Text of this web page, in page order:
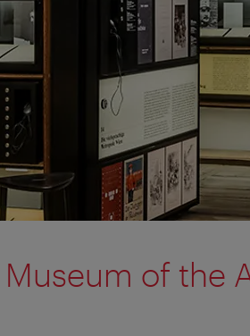
of the